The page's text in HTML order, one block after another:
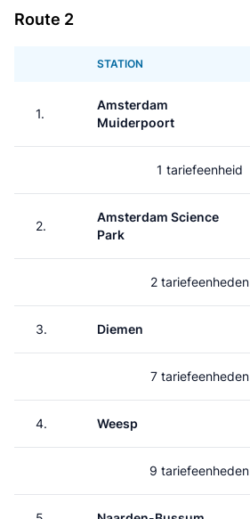
Route 2
STATION
1.
Amsterdam
Muiderpoort
1 tariefeenheid
2.
Amsterdam Science
Park
2 tariefeenheden
3. Diemen
7 tariefeenheden
4. Weesp
9 tariefeenheden